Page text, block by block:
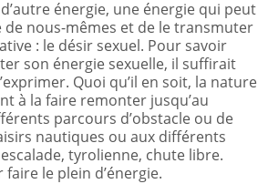
énergie, une énergie qui peut
de nous-mêmes et de le transmuter
: le désir sexuel. Pour savoir
son énergie sexuelle, il suffirait
Quoi qu’il en soit, la nature
à la faire remonter jusqu’au
parcours d’obstacle ou de
nautiques ou aux différents
tyrolienne, chute libre.
le plein d’énergie.